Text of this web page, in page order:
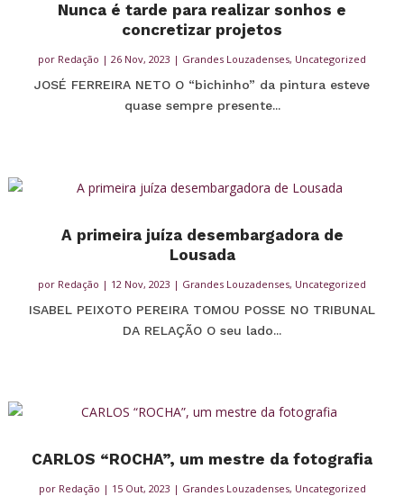
Nunca é tarde para realizar sonhos e
concretizar projetos
por Redação | 26 Nov, 2023 | Grandes Louzadenses, Uncategorized
JOSÉ FERREIRA NETO O “bichinho” da pintura esteve
quase sempre presente...
A primeira juíza desembargadora de
Lousada
por Redação | 12 Nov, 2023 | Grandes Louzadenses, Uncategorized
ISABEL PEIXOTO PEREIRA TOMOU POSSE NO TRIBUNAL
DA RELAÇÃO O seu lado...
CARLOS “ROCHA”, um mestre da fotografia
por Redação | 15 Out, 2023 | Grandes Louzadenses, Uncategorized